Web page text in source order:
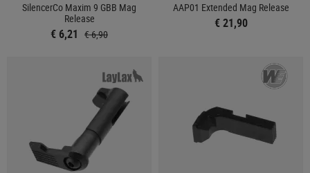
SilencerCo Maxim 9 GBB Mag
Release
€ 6,21 € 6,90
AAP01 Extended Mag Release
€ 21,90